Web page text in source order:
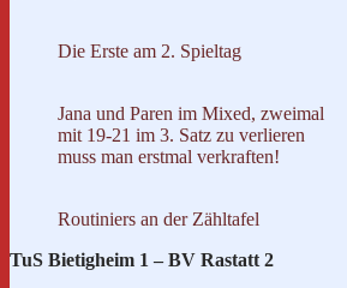
Die Erste am 2. Spieltag
Jana und Paren im Mixed, zweimal
mit 19-21 im 3. Satz zu verlieren
muss man erstmal verkraften!
Routiniers an der Zähltafel
TuS Bietigheim 1 – BV Rastatt 2